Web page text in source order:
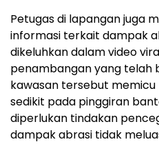
Petugas di lapangan juga
informasi terkait dampak
dikeluhkan dalam video
penambangan yang telah
kawasan tersebut memicu
sedikit pada pinggiran
diperlukan tindakan
dampak abrasi tidak